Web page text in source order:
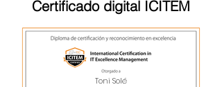
Certificado digital ICITEM
Toni Solé